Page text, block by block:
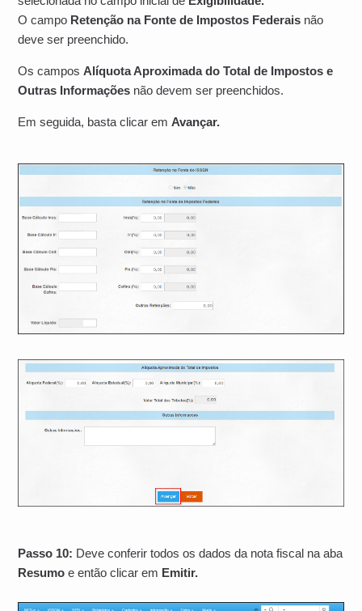
O campo Retenção na Fonte de Impostos Federais não
deve ser preenchido.
Os camposAlíquota Aproximada do Total de Impostos e
Outras Informações não devem ser preenchidos.
Em seguida, basta clicar em Avançar.
Passo 10: Deve conferir todos os dados da nota fiscal na aba
Resumo e então clicar em Emitir.